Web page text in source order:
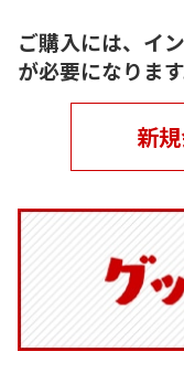
ご購入には、イ
が必要になります
新